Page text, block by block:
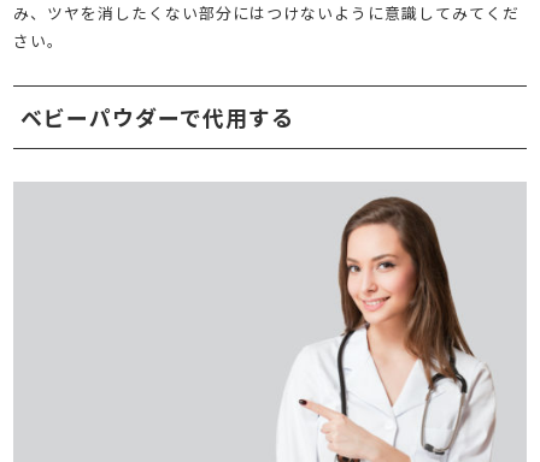
み、ツヤを消したくない部分にはつけないように意識してみてくだ
さい。
ベビーパウダーで代用する